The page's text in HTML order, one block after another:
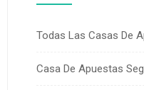
Todas Las Casas De
Casa De Apuestas